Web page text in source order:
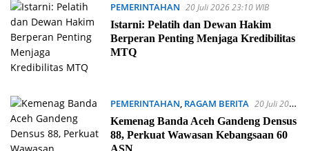
PEMERINTAHAN 20 Juli 2026 23:10 WIB
Istarni: Pelatih dan Dewan Hakim
Berperan Penting Menjaga Kredibilitas
MTQ
PEMERINTAHAN, RAGAM BERITA 20 Juli 2026
22:49 WIB
Kemenag Banda Aceh Gandeng Densus
88, Perkuat Wawasan Kebangsaan 60